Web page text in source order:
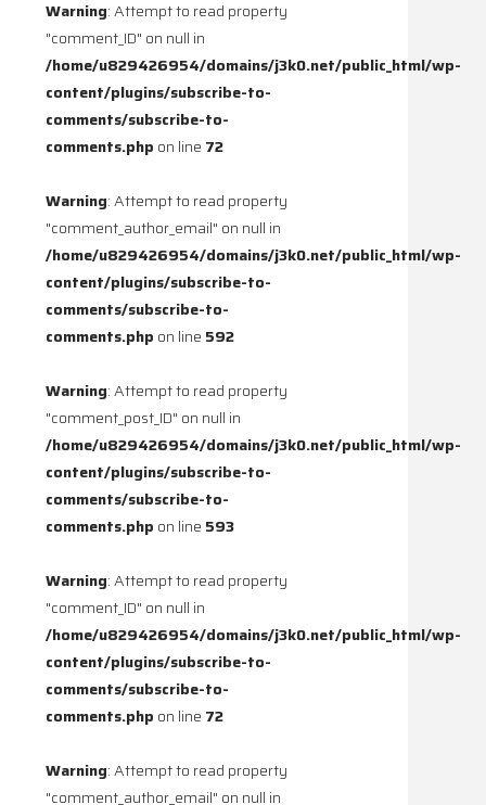
Warning: Attempt to read property
"comment_ID" on null in
/home/u829426954/domains/j3k0.net/public_html/wp-
content/plugins/subscribe-to-
comments/subscribe-to-
comments.php on line 72
Warning: Attempt to read property
"comment_author_email" on null in
/home/u829426954/domains/j3k0.net/public_html/wp-
content/plugins/subscribe-to-
comments/subscribe-to-
comments.php on line 592
Warning: Attempt to read property
"comment_post_ID" on null in
/home/u829426954/domains/j3k0.net/public_html/wp-
content/plugins/subscribe-to-
comments/subscribe-to-
comments.php on line 593
Warning: Attempt to read property
"comment_ID" on null in
/home/u829426954/domains/j3k0.net/public_html/wp-
content/plugins/subscribe-to-
comments/subscribe-to-
comments.php on line 72
Warning: Attempt to read property
"comment_author_email" on null in